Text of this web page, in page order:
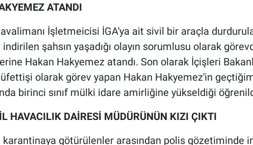
ATANDI
İşletmeicisi İGA'ya ait sivil bir araçla
şahsın yaşadığı olayın sorumlusu olarak
Hakan Hakyemez atandı. Son olarak İçişleri
olarak görev yapan Hakan Hakyemez'in
birinci sınıf mülki idare amirliğine yükseldiği
HAVACILIK DAİRESİ MÜDÜRÜNÜN KIZI ÇIKTI
karantinaya götürülenler arasından polis gözetiminde